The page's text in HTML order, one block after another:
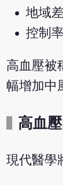
地域
控制
高血壓被
幅增加中
高血
現代醫學